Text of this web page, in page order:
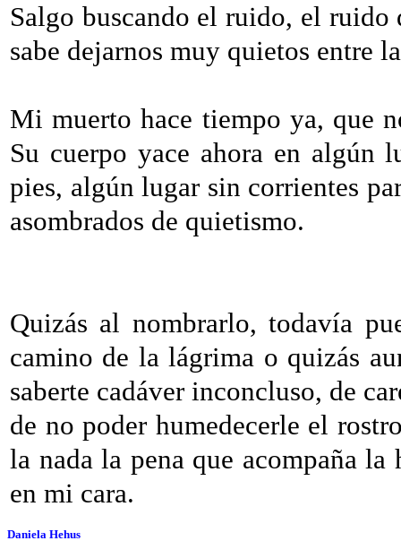
Salgo buscando el ruido, el
sabe dejarnos muy quietos entre
Mi muerto hace tiempo ya, que
Su cuerpo yace ahora en algún
pies, algún lugar sin corrientes
asombrados de quietismo.
Quizás al nombrarlo, todavía
camino de la lágrima o quizás
saberte cadáver inconcluso, de
de no poder humedecerle el
la nada la pena que acompaña
en mi cara.
Daniela Hehus